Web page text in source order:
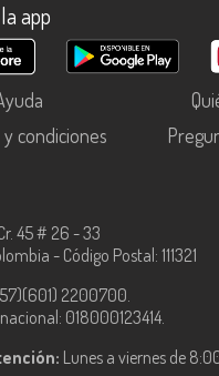
app
condiciones
45 # 26 - 33
- Código Postal: 111321
2200700.
018000123414.
Lunes a viernes de